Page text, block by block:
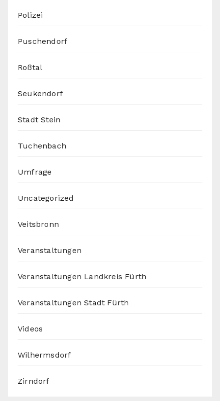
Polizei
Puschendorf
Roßtal
Seukendorf
Stadt Stein
Tuchenbach
Umfrage
Uncategorized
Veitsbronn
Veranstaltungen
Veranstaltungen Landkreis Fürth
Veranstaltungen Stadt Fürth
Videos
Wilhermsdorf
Zirndorf